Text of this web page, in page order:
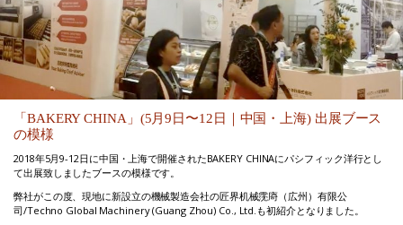
「BAKERY CHINA」(5月9日〜12日｜中国・上海) 出展ブース
の模様
2018年5月9-12日に中国・上海で開催されたBAKERY CHINAにパシフィック洋行とし
て出展致しましたブースの模様です。
弊社がこの度、現地に新設立の機械製造会社の匠界机械霃㢊（広州）有限公
司/Techno Global Machinery (Guang Zhou) Co., Ltd.も初紹介となりました。